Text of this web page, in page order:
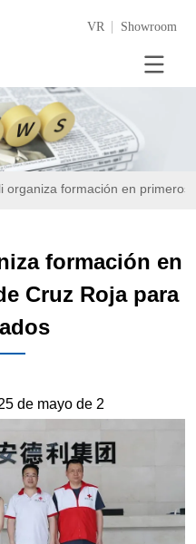
VR Showroom
organiza formación en
formación en
Cruz Roja para